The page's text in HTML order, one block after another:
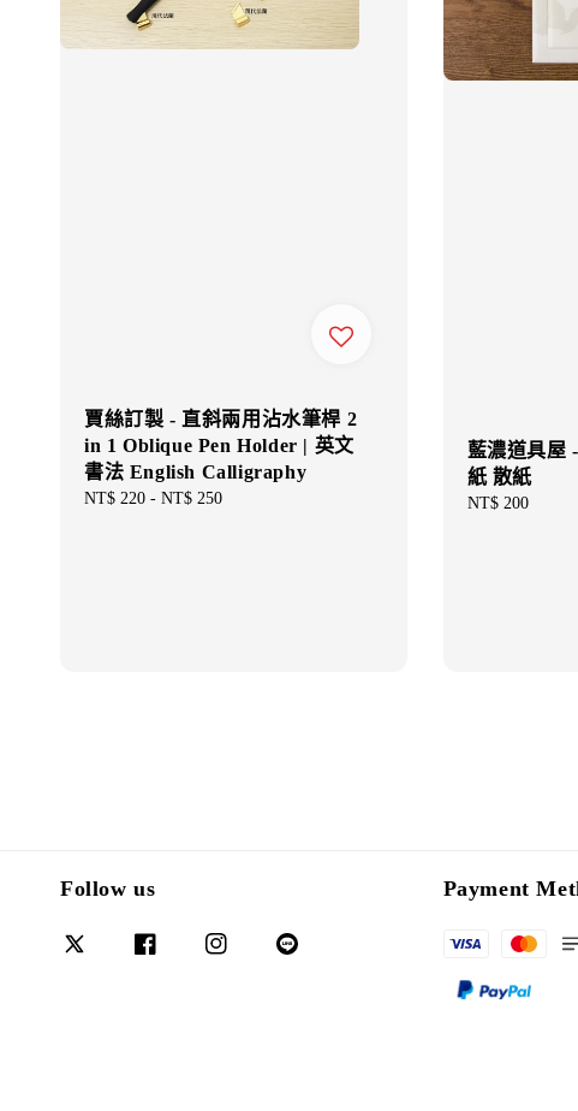
賈絲訂製 - 直斜兩用沾水筆桿 2
in 1 Oblique Pen Holder | 英文
書法 English Calligraphy
Regular
NT$ 220 - NT$ 250
藍濃道具屋
紙 散紙
Regular
NT$ 200
Follow us Payment